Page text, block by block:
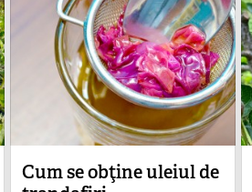
Cum se obţine uleiul de